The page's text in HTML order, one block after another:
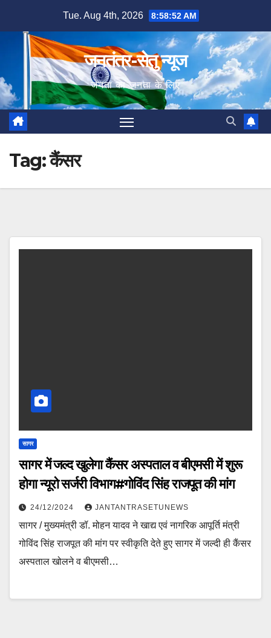
content
Tue. Aug 4th, 2026 8:58:53 AM
जनतंत्र-सेतु न्यूज
जनता का जनता के लिए
Tag:कैंसर
सागर
सागर में जल्द खुलेगा कैंसर अस्पताल व बीएमसी में शुरू
होगा न्यूरो सर्जरी विभाग#गोविंद सिंह राजपूत की मांग
24/12/2024 JANTANTRASETUNEWS
सागर / मुख्यमंत्री डॉ. मोहन यादव ने खाद्य एवं नागरिक आपूर्ति मंत्री
गोविंद सिंह राजपूत की मांग पर स्वीकृति देते हुए सागर में जल्दी ही कैंसर
अस्पताल खोलने व बीएमसी…